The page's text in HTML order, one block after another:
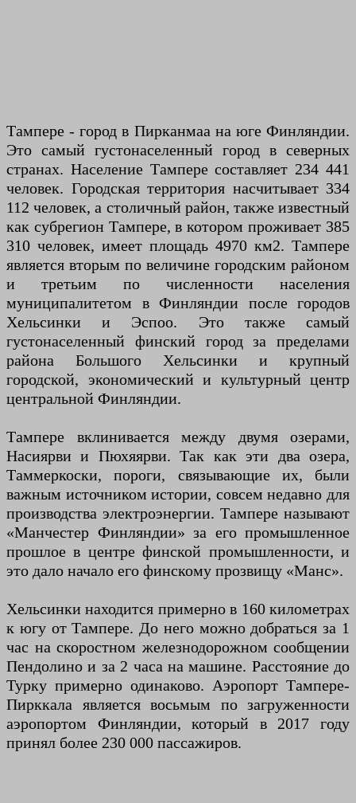
Тампере - город в Пирканмаа на юге Финляндии.
Это самый густонаселенный город в северных
странах. Население Тампере составляет 234 441
человек. Городская территория насчитывает 334
112 человек, а столичный район, также известный
как субрегион Тампере, в котором проживает 385
310 человек, имеет площадь 4970 км2. Тампере
является вторым по величине городским районом
и третьим по численности населения
муниципалитетом в Финляндии после городов
Хельсинки и Эспоо. Это также самый
густонаселенный финский город за пределами
района Большого Хельсинки и крупный
городской, экономический и культурный центр
центральной Финляндии.
Тампере вклинивается между двумя озерами,
Насиярви и Пюхяярви. Так как эти два озера,
Таммеркоски, пороги, связывающие их, были
важным источником истории, совсем недавно для
производства электроэнергии. Тампере называют
«Манчестер Финляндии» за его промышленное
прошлое в центре финской промышленности, и
это дало начало его финскому прозвищу «Манс».
Хельсинки находится примерно в 160 километрах
к югу от Тампере. До него можно добраться за 1
час на скоростном железнодорожном сообщении
Пендолино и за 2 часа на машине. Расстояние до
Турку примерно одинаково. Аэропорт Тампере-
Пирккала является восьмым по загруженности
аэропортом Финляндии, который в 2017 году
принял более 230 000 пассажиров.